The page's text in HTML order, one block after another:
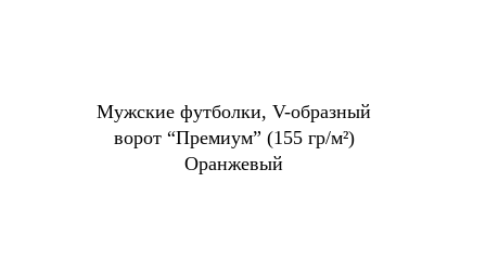
Мужские футболки, V-образный
ворот “Премиум” (155 гр/м²)
Оранжевый